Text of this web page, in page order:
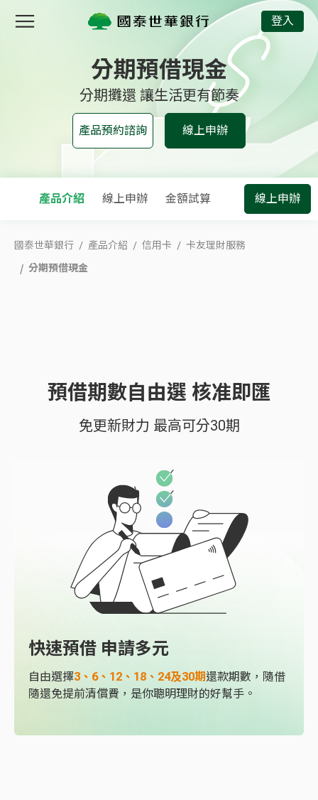
登入
分期預借現金
分期攤還 讓生活更有節奏
產品預約諮詢 線上申辦
產品介紹 線上申辦 金額試算 線上申辦
國泰世華銀行 產品介紹 信用卡 卡友理財服務
分期預借現金
預借期數自由選 核准即匯
免更新財力 最高可分30期
快速預借 申請多元
自由選擇3、6、12、18、24及30期還款期數，隨借
隨還免提前清償費，是你聰明理財的好幫手。